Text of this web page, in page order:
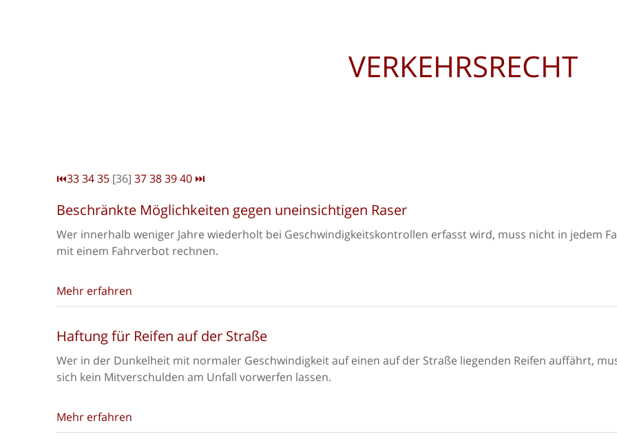
VERKEHRSRECHT
⏮333435 [36] 37383940 ⏭
Beschränkte Möglichkeiten gegen uneinsichtigen Raser
Wer innerhalb weniger Jahre wiederholt bei Geschwindigkeitskontrollen erfasst wird, muss nicht in jedem
mit einem Fahrverbot rechnen.
Mehr erfahren
Haftung für Reifen auf der Straße
Wer in der Dunkelheit mit normaler Geschwindigkeit auf einen auf der Straße liegenden Reifen auffährt,
sich kein Mitverschulden am Unfall vorwerfen lassen.
Mehr erfahren